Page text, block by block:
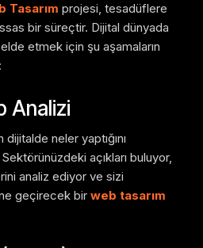
Tasarım projesi, tesadüflere
bir süreçtir. Dijital dünyada
etmek için şu aşamaların
Analizi
dijitalde neler yaptığını
açıkları buluyor,
analiz ediyor ve sizi
geçirecek bir web tasarım